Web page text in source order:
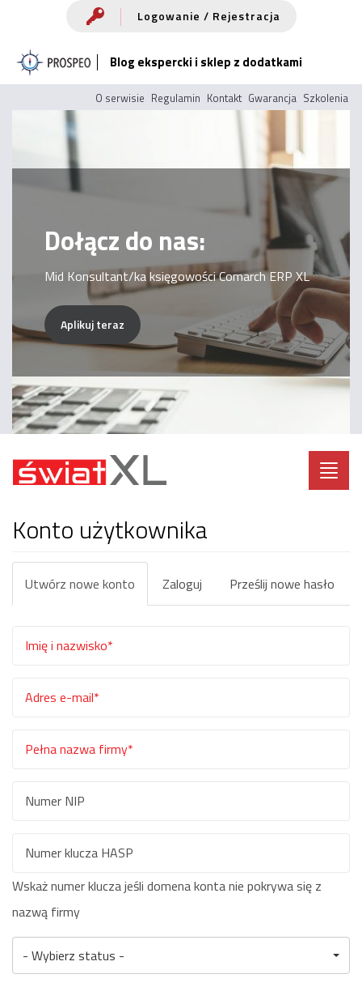
treści
Logowanie / Rejestracja
Blog ekspercki i sklep z dodatkami
O serwisie Regulamin Kontakt Gwarancja Szkolenia
Dołącz do nas:
Mid Konsultant/ka księgowości Comarch ERP XL
Aplikuj teraz
Konto użytkownika
Zakładki
podstawowe
Utwórz nowe konto (aktywna
karta)
Zaloguj Prześlij nowe hasło
nazwa
NIP
Numer
klucza
HASP
Wskaż numer klucza jeśli domena konta nie pokrywa się z
nazwą firmy
- Wybierz status -